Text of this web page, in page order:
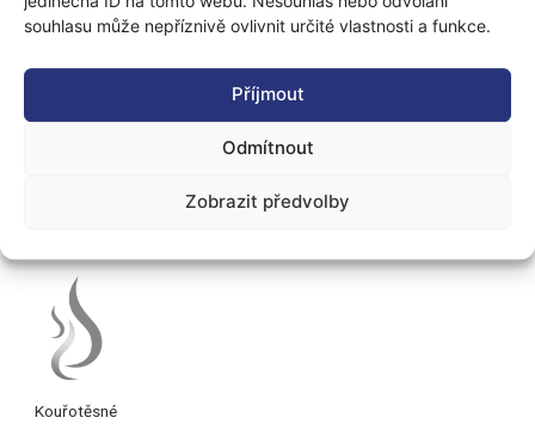
souhlasu může nepříznivě ovlivnit určité vlastnosti a funkce.
Příjmout
Odmítnout
Zobrazit předvolby
izolační
Kouřotěsné